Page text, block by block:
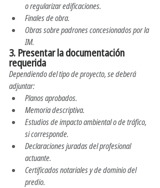
o regularizar edificaciones.
Finales de obra.
Obras sobre padrones concesionados por la
IM.
3. Presentar la documentación
requerida
Dependiendo del tipo de proyecto, se deberá
adjuntar:
Planos aprobados.
Memoria descriptiva.
Estudios de impacto ambiental o de tráfico,
si corresponde.
Declaraciones juradas del profesional
actuante.
Certificados notariales y de dominio del
predio.